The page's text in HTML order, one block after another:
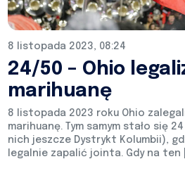
8 listopada 2023, 08:24
24/50 – Ohio
marihuanę
8 listopada 2023 roku Ohio
marihuanę. Tym samym stało się
nich jeszcze Dystrykt Kolumbii),
legalnie zapalić jointa. Gdy na ten